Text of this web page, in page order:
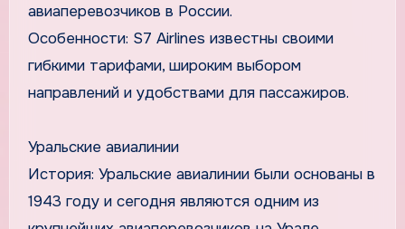
авиаперевозчиков в России.
Особенности: S7 Airlines известны своими
гибкими тарифами, широким выбором
направлений и удобствами для пассажиров.
Уральские авиалинии
История: Уральские авиалинии были основаны в
1943 году и сегодня являются одним из